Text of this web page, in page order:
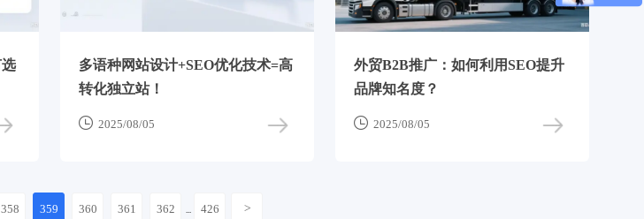
多语种网站设计+SEO优化技术=高
转化独立站！
 2025/08/05
外贸B2B推广：如何利用SEO提升
品牌知名度？
 2025/08/05
358 359 360 361 362 ... 426 >